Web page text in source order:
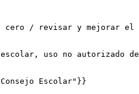
cero / revisar y
uso no autorizado
Escolar"}}